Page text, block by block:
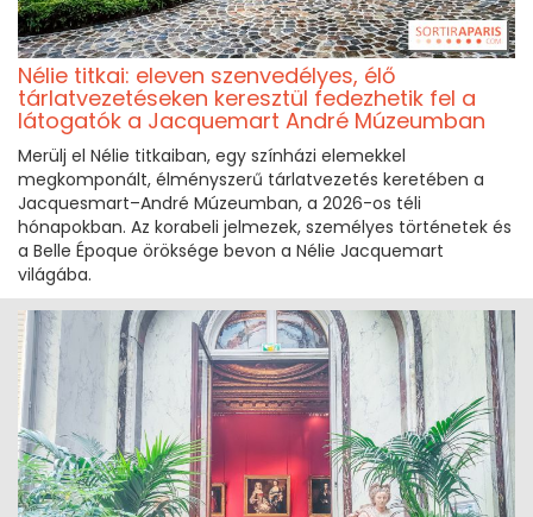
Nélie titkai: eleven szenvedélyes, élő
tárlatvezetéseken keresztül fedezhetik fel a
látogatók a Jacquemart André Múzeumban
Merülj el Nélie titkaiban, egy színházi elemekkel
megkomponált, élményszerű tárlatvezetés keretében a
Jacquesmart–André Múzeumban, a 2026-os téli
hónapokban. Az korabeli jelmezek, személyes történetek és
a Belle Époque öröksége bevon a Nélie Jacquemart
világába.